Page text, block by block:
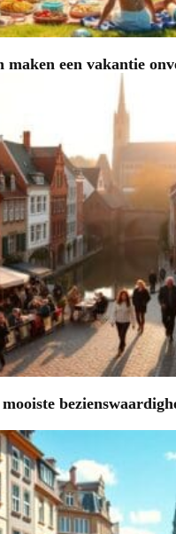
maken een vakantie